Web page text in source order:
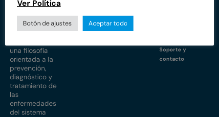
Sobre
nosotros
Somos una
una filosofía
orientada a la
prevención,
diagnóstico y
tratamiento de
las
enfermedades
del sistema
Equipo médico
Acceso a médicos
Soporte y
contacto
Ver Política
Botón de ajustes Aceptar todo